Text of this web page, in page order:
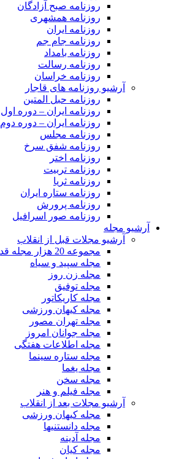
روزنامه صبح آزادگان
روزنامه همشهری
روزنامه ایران
روزنامه جام جم
روزنامه بامداد
روزنامه رسالت
روزنامه خراسان
آرشیو روزنامه های قاجار
روزنامه حبل المتین
روزنامه ایران – دوره اول
روزنامه ایران – دوره دوم
روزنامه مجلس
روزنامه شفق سرخ
روزنامه اختر
روزنامه تربیت
روزنامه ثریا
روزنامه ستاره ایران
روزنامه پرورش
روزنامه صور اسرافیل
آرشیو مجله
آرشیو مجلات قبل از انقلاب
مجموعه 20 هزار مجله قدیمی
مجله سپید و سیاه
مجله زن روز
مجله توفیق
مجله کاریکاتور
مجله کیهان ورزشی
مجله تهران مصور
مجله جوانان امروز
مجله اطلاعات هفتگی
مجله ستاره سینما
مجله یغما
مجله سخن
مجله فیلم و هنر
آرشیو مجلات بعد از انقلاب
مجله کیهان ورزشی
مجله دانستنیها
مجله آدینه
مجله کیان